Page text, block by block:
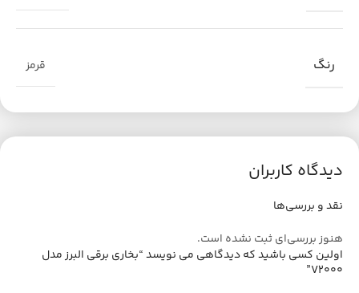
رنگ قرمز
دیدگاه کاربران
نقد و بررسی‌ها
هنوز بررسی‌ای ثبت نشده است.
اولین کسی باشید که دیدگاهی می نویسد “بخاری برقی البرز مدل
V2000”